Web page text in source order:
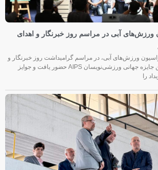
آبی در مراسم روز خبرنگار و اهدای
ورزش‌های آبی، در مراسم گرامیداشت روز خبرنگار و
تقدیر از برگزیدگان هشتمین جایزه جهانی ورزشی‌نویسان AIPS حضور یافت و جوایز
را